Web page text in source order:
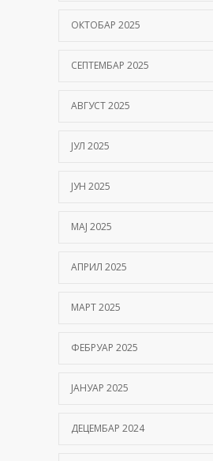
ОКТОБАР 2025
СЕПТЕМБАР 2025
АВГУСТ 2025
ЈУЛ 2025
ЈУН 2025
МАЈ 2025
АПРИЛ 2025
МАРТ 2025
ФЕБРУАР 2025
ЈАНУАР 2025
ДЕЦЕМБАР 2024